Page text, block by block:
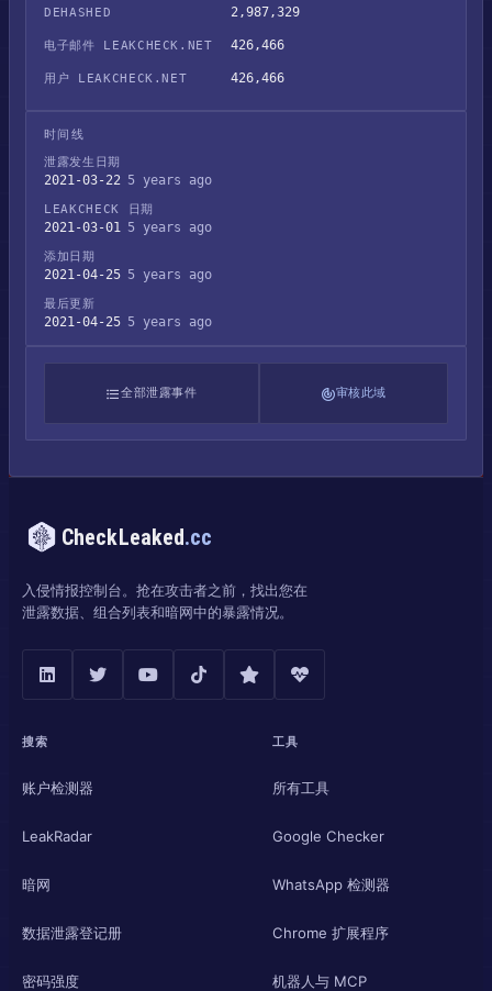
DEHASHED 2,987,329
电子邮件 LEAKCHECK.NET 426,466
用户 LEAKCHECK.NET 426,466
时间线
泄露发生日期
2021-03-22 5 years ago
LEAKCHECK 日期
2021-03-01 5 years ago
添加日期
2021-04-25 5 years ago
最后更新
2021-04-25 5 years ago
全部泄露事件 审核此域
CheckLeaked.cc
入侵情报控制台。抢在攻击者之前，找出您在
泄露数据、组合列表和暗网中的暴露情况。
搜索
账户检测器
LeakRadar
暗网
数据泄露登记册
密码强度
工具
所有工具
Google Checker
WhatsApp 检测器
Chrome 扩展程序
机器人与 MCP